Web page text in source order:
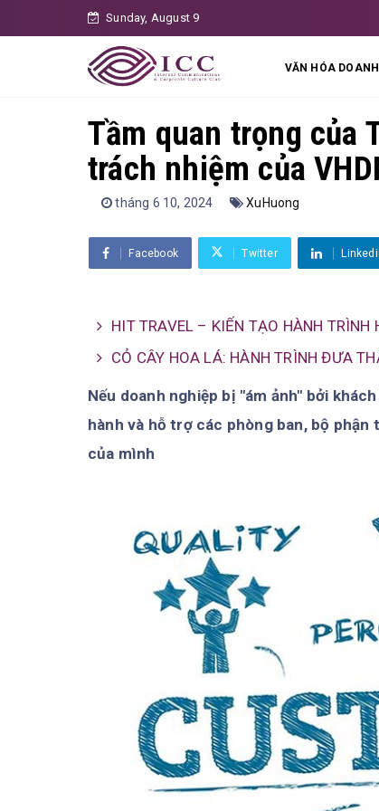
Sunday, August 9
VĂN HÓA
Tầm quan trọng của
trách nhiệm của
tháng 6 10, 2024 XuHuong
Facebook Twitter
HIT TRAVEL – KIẾN TẠO HÀNH TRÌNH
CỎ CÂY HOA LÁ: HÀNH TRÌNH ĐƯA
Nếu doanh nghiệp bị "ám ảnh" bởi
hành và hỗ trợ các phòng ban, bộ
của mình